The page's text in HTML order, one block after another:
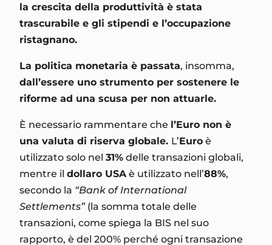
la crescita della produttività è stata
trascurabile e gli stipendi e l’occupazione
ristagnano.
La politica monetaria è passata, insomma,
dall’essere uno strumento per sostenere le
riforme ad una scusa per non attuarle.
È necessario rammentare che l’Euro non è
una valuta di riserva globale. L’Euro è
utilizzato solo nel 31% delle transazioni globali,
mentre il dollaro USA è utilizzato nell’88%,
secondo la “Bank of International
Settlements” (la somma totale delle
transazioni, come spiega la BIS nel suo
rapporto, è del 200% perché ogni transazione